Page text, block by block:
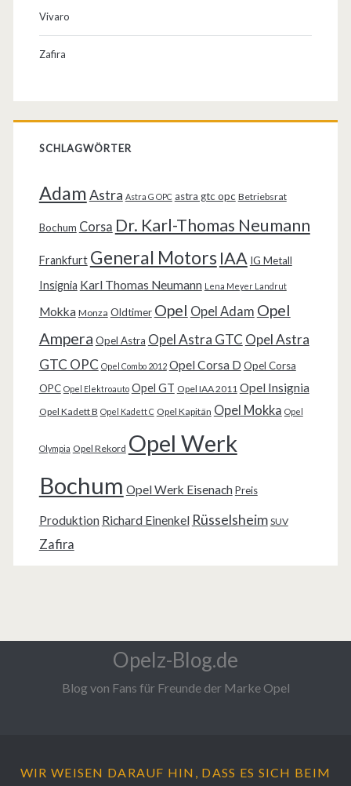
Vivaro
Zafira
SCHLAGWÖRTER
AdamAstra Astra G OPC astra gtc opc Betriebsrat
Bochum Corsa Dr. Karl-Thomas Neumann
Frankfurt General Motors IAA IG Metall
Insignia Karl Thomas Neumann Lena Meyer Landrut
Mokka Monza Oldtimer Opel Opel Adam Opel
Ampera Opel Astra Opel Astra GTC Opel Astra
GTC OPC Opel Combo 2012 Opel Corsa D Opel Corsa
OPC Opel Elektroauto Opel GT Opel IAA 2011 Opel Insignia
Opel Kadett B Opel Kadett C Opel Kapitän Opel Mokka Opel
Olympia Opel Rekord Opel Werk
Bochum Opel Werk Eisenach Preis
Produktion Richard Einenkel Rüsselsheim SUV
Zafira
Opelz-Blog.de
Blog von Fans für Freunde der Marke Opel
WIR WEISEN DARAUF HIN, DASS ES SICH BEIM